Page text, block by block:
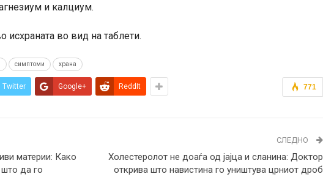
и калциум.
исхраната во вид на таблети.
симптоми храна
771
Twitter Google+ ReddIt
материи: Како
што да го
СЛЕДНО
Холестеролот не доаѓа од јајца и сланина: Доктор
открива што навистина го уништува црниот дроб